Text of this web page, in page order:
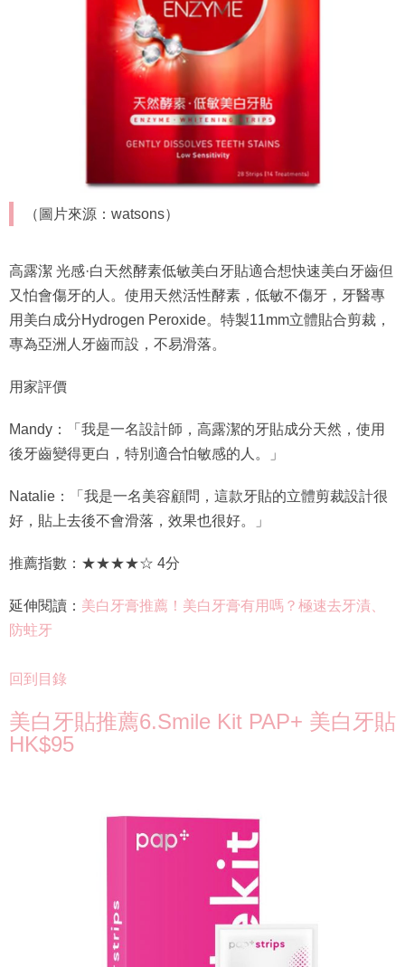
（圖片來源：watsons）
高露潔 光感·白天然酵素低敏美白牙貼適合想快速美白牙齒但
又怕會傷牙的人。使用天然活性酵素，低敏不傷牙，牙醫專
用美白成分Hydrogen Peroxide。特製11mm立體貼合剪裁，
專為亞洲人牙齒而設，不易滑落。
用家評價
Mandy：「我是一名設計師，高露潔的牙貼成分天然，使用
後牙齒變得更白，特別適合怕敏感的人。」
Natalie：「我是一名美容顧問，這款牙貼的立體剪裁設計很
好，貼上去後不會滑落，效果也很好。」
推薦指數：★★★★☆ 4分
延伸閱讀： 美白牙膏推薦！美白牙膏有用嗎？極速去牙漬、
防蛀牙
回到目錄
美白牙貼推薦6.Smile Kit PAP+ 美白牙貼
HK$95